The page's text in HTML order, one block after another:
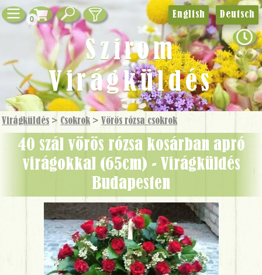
0
Virágküldés > Csokrok > Vörös rózsa csokrok
40 szál vörös rózsa kosárban apró
virágokkal (65cm) - Virágküldés
Budapesten
English Deutsch
Szirom
Virágküldés